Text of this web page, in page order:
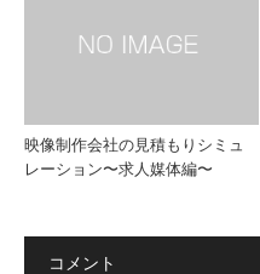
映像制作会社の見積もりシミュ
レーション〜求人媒体編〜
コメント